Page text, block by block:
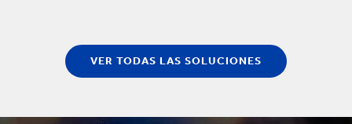
VER TODAS LAS SOLUCIONES